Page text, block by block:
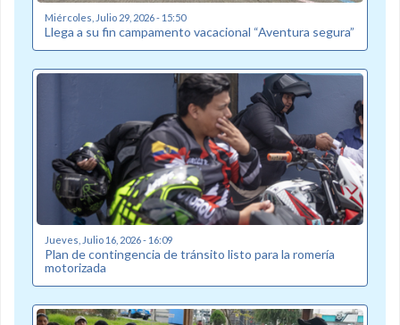
Miércoles, Julio 29, 2026 - 15:50
Llega a su fin campamento vacacional “Aventura segura”
Jueves, Julio 16, 2026 - 16:09
Plan de contingencia de tránsito listo para la romería
motorizada